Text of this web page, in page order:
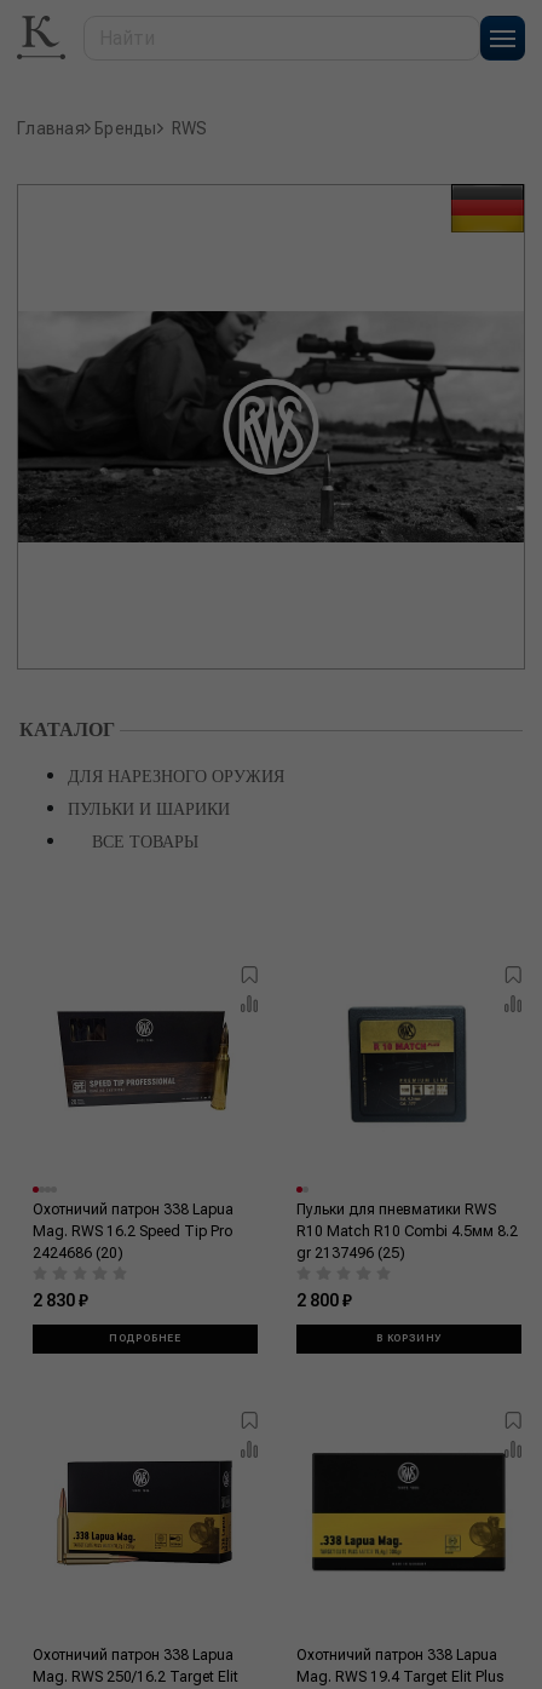
Главная Бренды RWS
КАТАЛОГ
ДЛЯ НАРЕЗНОГО ОРУЖИЯ
ПУЛЬКИ И ШАРИКИ
ВСЕ ТОВАРЫ
Охотничий патрон 338 Lapua
Mag. RWS 16.2 Speed Tip Pro
2424686 (20)
2 830 ₽
ПОДРОБНЕЕ
Пульки для пневматики RWS
R10 Match R10 Combi 4.5мм 8.2
gr 2137496 (25)
2 800 ₽
В КОРЗИНУ
Охотничий патрон 338 Lapua
Mag. RWS 250/16.2 Target Elit
Охотничий патрон 338 Lapua
Mag. RWS 19.4 Target Elit Plus